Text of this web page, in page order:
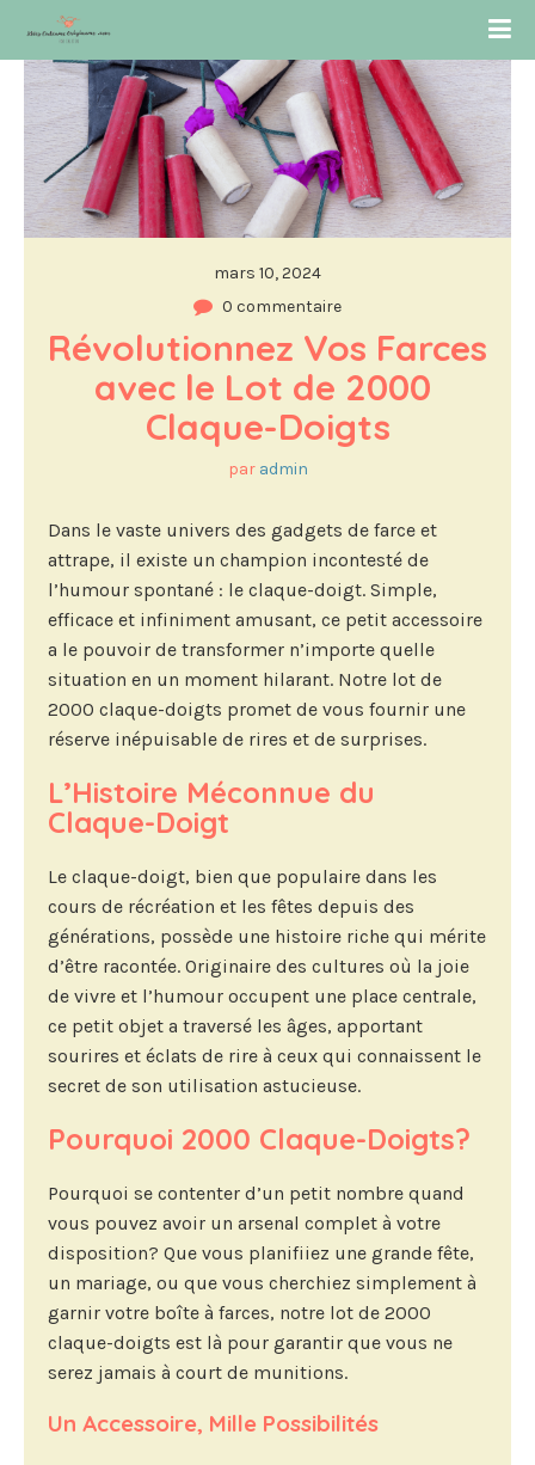
mars 10, 2024
0 commentaire
Révolutionnez Vos Farces
avec le Lot de 2000
Claque-Doigts
par admin
Dans le vaste univers des gadgets de farce et
attrape, il existe un champion incontesté de
l’humour spontané : le claque-doigt. Simple,
efficace et infiniment amusant, ce petit accessoire
a le pouvoir de transformer n’importe quelle
situation en un moment hilarant. Notre lot de
2000 claque-doigts promet de vous fournir une
réserve inépuisable de rires et de surprises.
L’Histoire Méconnue du
Claque-Doigt
Le claque-doigt, bien que populaire dans les
cours de récréation et les fêtes depuis des
générations, possède une histoire riche qui mérite
d’être racontée. Originaire des cultures où la joie
de vivre et l’humour occupent une place centrale,
ce petit objet a traversé les âges, apportant
sourires et éclats de rire à ceux qui connaissent le
secret de son utilisation astucieuse.
Pourquoi 2000 Claque-Doigts?
Pourquoi se contenter d’un petit nombre quand
vous pouvez avoir un arsenal complet à votre
disposition? Que vous planifiiez une grande fête,
un mariage, ou que vous cherchiez simplement à
garnir votre boîte à farces, notre lot de 2000
claque-doigts est là pour garantir que vous ne
serez jamais à court de munitions.
Un Accessoire, Mille Possibilités